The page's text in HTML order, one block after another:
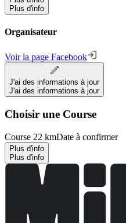
Plus d'info
Organisateur
Voir la page Facebook
J'ai des informations à jour
J'ai des informations à jour
Choisir une Course
Course 22 kmDate à confirmer
Plus d'info
Plus d'info